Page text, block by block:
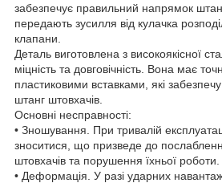
забезпечує правильний напрямок
передають зусилля від кулачка
клапани.
Деталь виготовлена з високоякісної
міцність та довговічність. Вона має
пластиковими вставками, які
штанг штовхачів.
Основні несправності:
• Зношування. При тривалій
зноситися, що призведе до
штовхачів та порушення їхньої роботи.
• Деформація. У разі ударних